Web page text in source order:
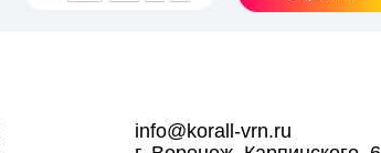
info@korall-vrn.ru